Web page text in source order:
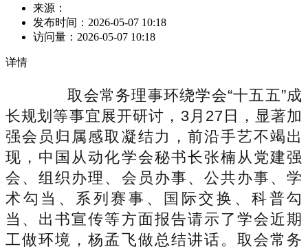
来源：
发布时间： 2026-05-07 10:18
访问量： 2026-05-07 10:18
详情
取会常务理事环绕学会“十五五”成
长规划等事宜展开研讨，3月27日，显著加
强会员归属感取凝结力，前沿手艺不竭出
现，中国从动化学会秘书长张楠从党建强
会、组织办理、会员办事、公共办事、学
术勾当、系列赛事、国际交换、科普勾
当、出书宣传等方面报告请示了学会近期
工做环境，杨孟飞做总结讲话。取会常务